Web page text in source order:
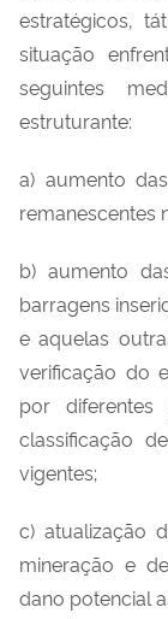
estratégicos,
situação
seguintes
estruturante:
a) aumento
remanescentes
b) aumento
barragens
e aquelas
verificação do
por
classificação
vigentes;
c) atualização
mineração e
dano potencial